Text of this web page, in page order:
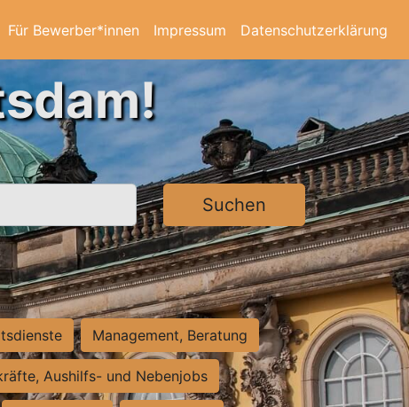
Für Bewerber*innen Impressum Datenschutzerklärung
Suchen
Management, Beratung
Aushilfs- und Nebenjobs